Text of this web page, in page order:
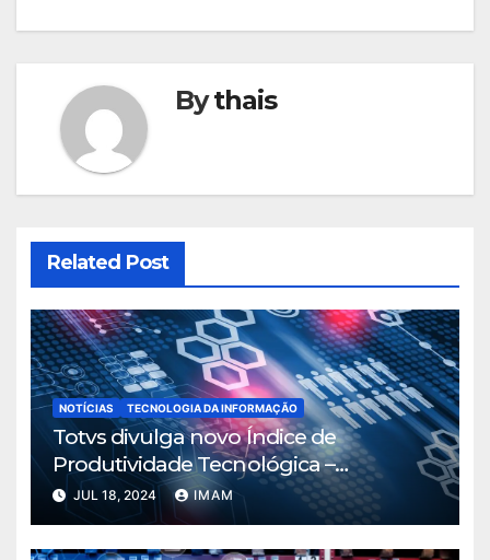
Bythais
Related Post
NOTÍCIAS TECNOLOGIA DA INFORMAÇÃO
Totvs divulga novo Índice de
Produtividade Tecnológica –
Manufatura
JUL 18, 2024 IMAM